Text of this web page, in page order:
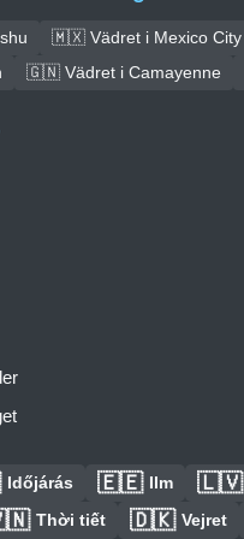
🇲🇽 Vädret i Mexico City
🇬🇳 Vädret i Camayenne
Időjárás 🇪🇪 Ilm 🇱🇻
Thời tiết 🇩🇰 Vejret